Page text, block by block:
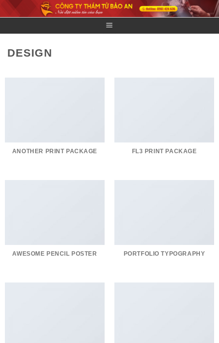
Skip
to
DESIGN
ANOTHER PRINT PACKAGE FL3 PRINT PACKAGE
AWESOME PENCIL POSTER PORTFOLIO TYPOGRAPHY